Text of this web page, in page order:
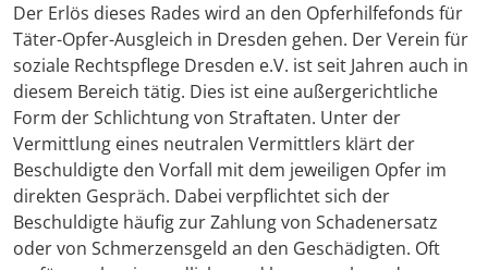
Der Erlös dieses Rades wird an den Opferhilfefonds für
Täter-Opfer-Ausgleich in Dresden gehen. Der Verein für
soziale Rechtspflege Dresden e.V. ist seit Jahren auch in
diesem Bereich tätig. Dies ist eine außergerichtliche
Form der Schlichtung von Straftaten. Unter der
Vermittlung eines neutralen Vermittlers klärt der
Beschuldigte den Vorfall mit dem jeweiligen Opfer im
direkten Gespräch. Dabei verpflichtet sich der
Beschuldigte häufig zur Zahlung von Schadenersatz
oder von Schmerzensgeld an den Geschädigten. Oft